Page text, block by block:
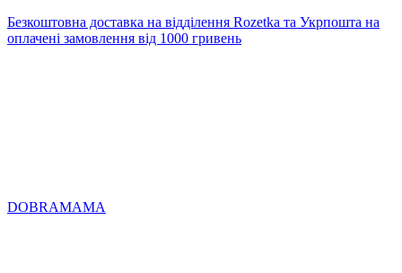
Безкоштовна доставка на відділення Rozetka та Укрпошта на
оплачені замовлення від 1000 гривень
DOBRAMAMA